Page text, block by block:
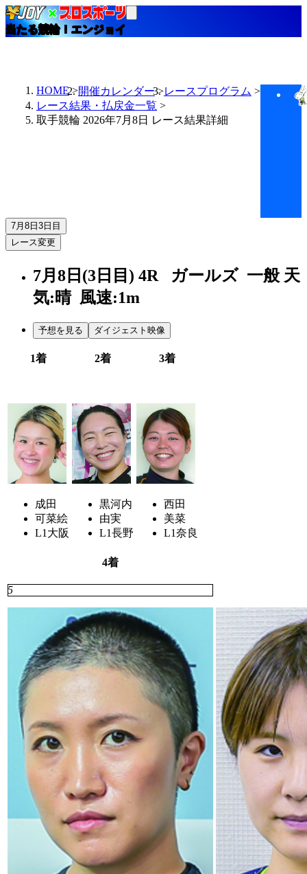
当たる競輪！エンジョイ
HOME 開催カレンダー
レースプログラム
レース結果・払戻金一覧
取手競輪 2026年7月8日 レース結果詳細
7月8日 3日目
レース変更
7月8日(3日目) 4R ガールズ 一般 天
気:晴 風速:1m
予想を見る ダイジェスト映像
1着 2着 3着
成田
可菜絵
L1 大阪
黒河内
由実
L1長野
西田
美菜
L1奈良
4着
5